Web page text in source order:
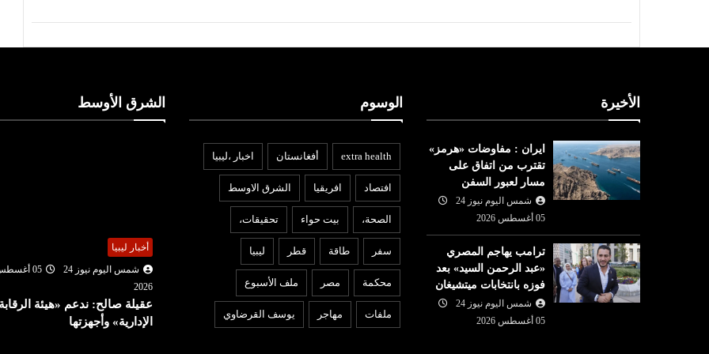
الأخيرة
ايران : مفاوضات «هرمز»
تقترب من اتفاق على
مسار لعبور السفن
شمس اليوم نيوز 24
05 أغسطس 2026
ترامب يهاجم المصري
«عبد الرحمن السيد» بعد
فوزه بانتخابات ميتشيغان
شمس اليوم نيوز 24
05 أغسطس 2026
الوسوم
extra health أفغانستان اخبار ،ليبيا
افتصاد افريقيا الشرق الاوسط
الصحة، بيت حواء تحقيقات،
سفر طاقة قطر ليبيا
محكمة مصر ملف الأسبوع
ملفات مهاجر يوسف القرضاوي
الشرق الأوسط
عربي ودولي
شمس اليوم نيوز 24
05 أغسطس
2026
لندن : طعن 4 أشخاص وإيقاف
مشتبه بها
أخبار ليبيا
شمس اليوم نيوز 24
05 أغسطس
عقيلة صالح: ندعم «هيئة الرقابة
الإدارية» وأجهزتها
اقتصاد
شمس اليوم نيوز 24
05
2026
السوق السعودية تواصل
بدعم من الشركات الكبرى